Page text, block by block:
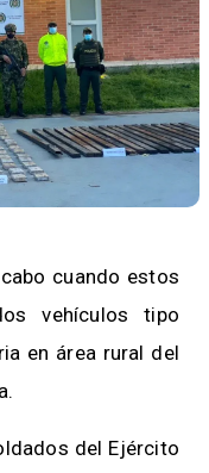
cuando estos
vehículos tipo
en área rural del
del Ejército